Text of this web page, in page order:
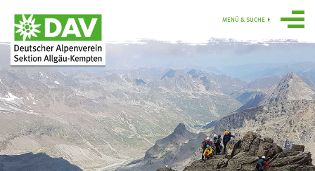
Programm
Gruppen
Hütten
MENÜ & SUCHE